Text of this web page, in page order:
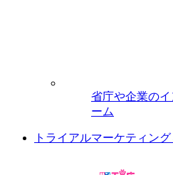
省庁や企業の
ーム
トライアルマーケティン